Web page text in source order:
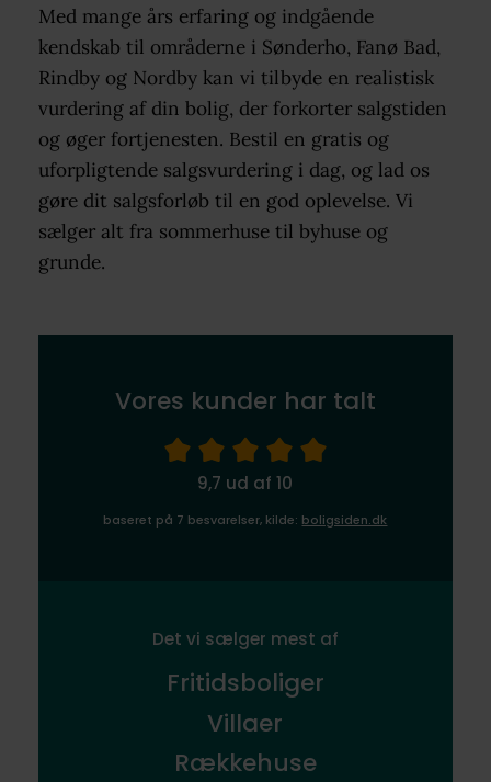
Med mange års erfaring og indgående
kendskab til områderne i Sønderho, Fanø Bad,
Rindby og Nordby kan vi tilbyde en realistisk
vurdering af din bolig, der forkorter salgstiden
og øger fortjenesten. Bestil en gratis og
uforpligtende salgsvurdering i dag, og lad os
gøre dit salgsforløb til en god oplevelse. Vi
sælger alt fra sommerhuse til byhuse og
grunde.
Vores kunder har talt
9,7 ud af 10
baseret på 7 besvarelser, kilde: boligsiden.dk
Det vi sælger mest af
Fritidsboliger
Villaer
Rækkehuse